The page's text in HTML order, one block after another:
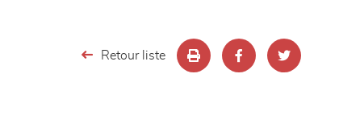
Retour liste